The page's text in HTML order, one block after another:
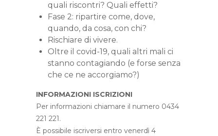
quali riscontri? Quali effetti?
Fase 2: ripartire come, dove,
quando, da cosa, con chi?
Rischiare di vivere.
Oltre il covid-19, quali altri mali ci
stanno contagiando (e forse senza
che ce ne accorgiamo?)
INFORMAZIONI ISCRIZIONI
Per informazioni chiamare il numero 0434
221 221.
È possibile iscriversi entro venerdì 4